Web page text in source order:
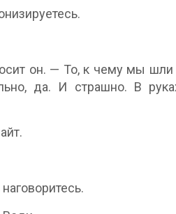
он. — То, к чему мы шли
да. И страшно. В